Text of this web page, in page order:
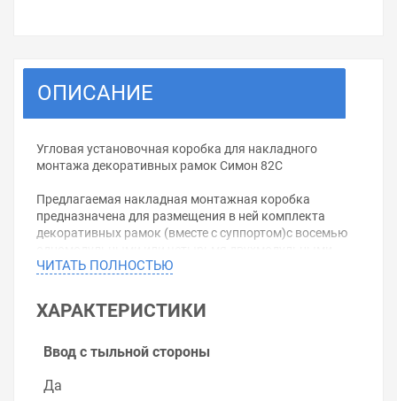
ОПИСАНИЕ
Угловая установочная коробка для накладного
монтажа декоративных рамок Симон 82С
Предлагаемая накладная монтажная коробка
предназначена для размещения в ней комплекта
декоративных рамок (вместе с суппортом)с восемью
механизмами. Универсальность системы крепления
этих электроустановочных механизмов. По решению
заказчика могут быть установлены несколько
монтажная коробка принадлежит серийной линейке
известной испанской электротехнической компании
ЧИТАТЬ ПОЛНОСТЬЮ
ХАРАКТЕРИСТИКИ
Ввод с тыльной стороны
Да